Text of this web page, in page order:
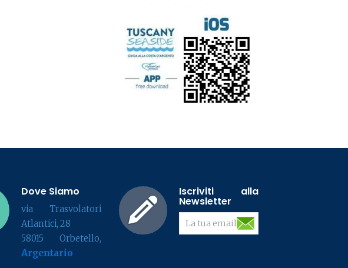
Dove Siamo
via Trasvolatori
Atlantici, 28
58015 Orbetello,
Argentario
Iscriviti alla
Newsletter